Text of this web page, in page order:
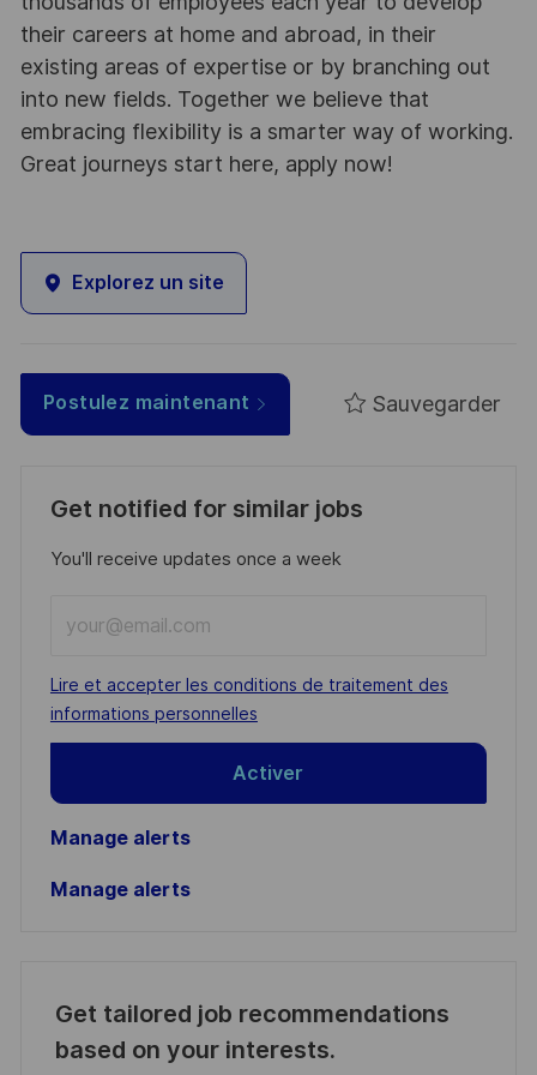
their careers at home and abroad, in their
existing areas of expertise or by branching out
into new fields. Together we believe that
embracing flexibility is a smarter way of working.
Great journeys start here, apply now!
Explorez un site
Postulez maintenant Sauvegarder
Get notified for similar jobs
You'll receive updates once a week
Email
address
(Required)
Required
Lire et accepter les conditions de traitement des
informations personnelles
Activer
Manage alerts
Manage alerts
Get tailored job recommendations
based on your interests.